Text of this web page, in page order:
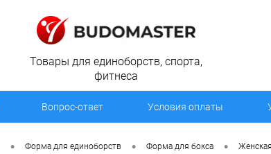
Товары для единоборств, спорта,
фитнеса
Вопрос-ответ Условия оплаты
• Форма для единоборств • Форма для бокса •